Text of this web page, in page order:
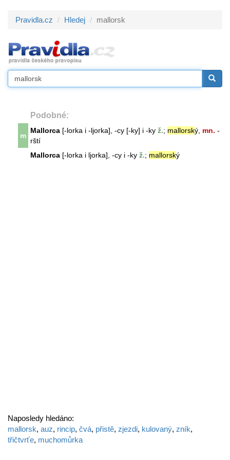
Pravidla.cz Hledej mallorsk
Podobné:
m
Mallorca [-lorka i -ljorka], -cy [-ky] i -ky ž.; mallorský, mn. -
rští
Mallorca [-lorka i ljorka], -cy i -ky ž.; mallorský
Naposledy hledáno:
mallorsk, auz, rincip, čvá, přistě, zjezdi, kulovaný, zník,
třičtvrťe, muchomůrka